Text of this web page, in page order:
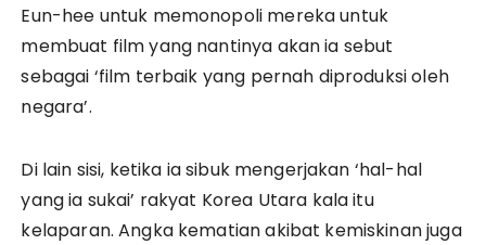
Eun-hee untuk memonopoli mereka untuk
membuat film yang nantinya akan ia sebut
sebagai ‘film terbaik yang pernah diproduksi oleh
negara’.
Di lain sisi, ketika ia sibuk mengerjakan ‘hal-hal
yang ia sukai’ rakyat Korea Utara kala itu
kelaparan. Angka kematian akibat kemiskinan juga